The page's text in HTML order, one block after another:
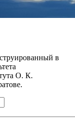
в
О. К.